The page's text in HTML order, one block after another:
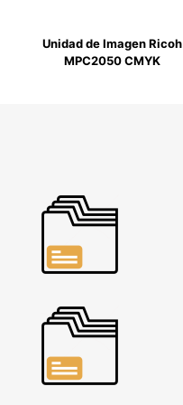
Unidad de Imagen Ricoh
MPC2050 CMYK